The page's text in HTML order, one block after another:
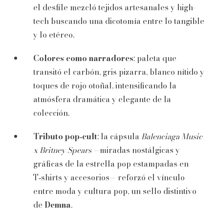
el desfile mezcló tejidos artesanales y high-
tech buscando una dicotomía entre lo tangible
y lo etéreo.
Colores como narradores: paleta que
transitó el carbón, gris pizarra, blanco nítido y
toques de rojo otoñal, intensificando la
atmósfera dramática y elegante de la
colección.
Tributo pop‑cult: la cápsula Balenciaga Music
x Britney Spears—miradas nostálgicas y
gráficas de la estrella pop estampadas en
T‑shirts y accesorios— reforzó el vínculo
entre moda y cultura pop, un sello distintivo
de Demna.